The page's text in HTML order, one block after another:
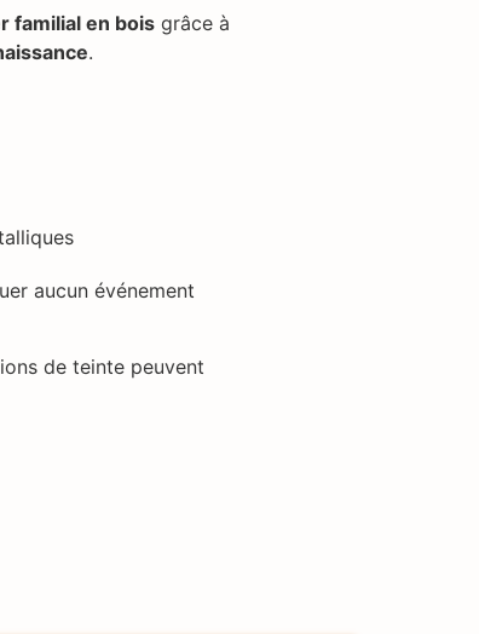
familial en bois grâce à
.
aucun événement
de teinte peuvent